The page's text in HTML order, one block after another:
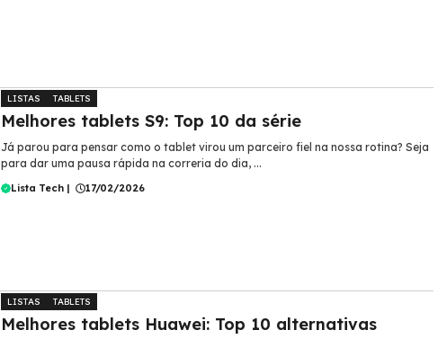
LISTAS TABLETS
Melhores tablets S9: Top 10 da série
Já parou para pensar como o tablet virou um parceiro fiel na nossa rotina? Seja
para dar uma pausa rápida na correria do dia, ...
Lista Tech | 17/02/2026
LISTAS TABLETS
Melhores tablets Huawei: Top 10 alternativas